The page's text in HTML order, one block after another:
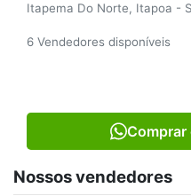
Itapema Do Norte, Itapoa -
6 Vendedores disponíveis
Comprar
Nossos vendedores